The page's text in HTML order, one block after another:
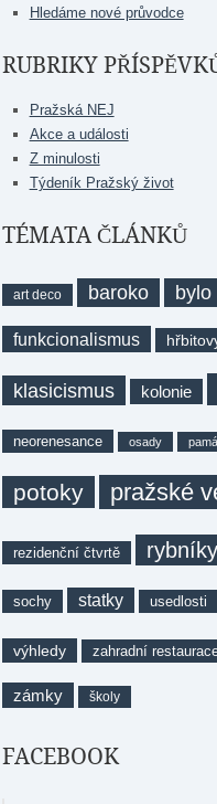
Hledáme nové průvodce
RUBRIKY
Pražská NEJ
Akce a události
Z minulosti
Týdeník Pražský život
TÉMATA ČLÁNKŮ
art deco baroko bylo
funkcionalismus
klasicismus kolonie
neorenesance osady
potoky pražské
rezidenční čtvrtě rybníky
sochy statky usedlosti
výhledy zahradní
zámky školy
FACEBOOK